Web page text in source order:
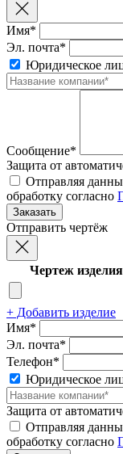
Имя*
Эл. почта*
Юридическое
Сообщение*
Защита от
Отправляя
обработку согласно
Отправить чертёж
Чертеж
+ Добавить изделие
Имя*
Эл. почта*
Телефон*
Юридическое
Защита от
Отправляя
обработку согласно